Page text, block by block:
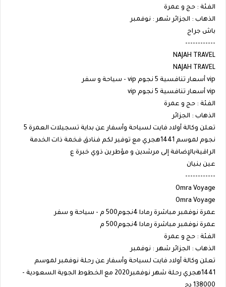
الفئة : حج و عمرة
الذهاب : الجزائر شهر : نوفمبر
باش جراح
------------
NAJAH TRAVEL
NAJAH TRAVEL
vip أسعار تنافسية 5 نجوم vip - سياحة و سفر
vip أسعار تنافسية 5 نجوم vip
الفئة : حج و عمرة
الذهاب : الجزائر
تعلن وكالة أولاد فايت لسياحة وأسفار عن بداية تسجيلات العمرة 5
نجوم لموسم 1441هجري مع توفير لكم فنادق فخمة ذات الخدمة
الراقيةبالإضافة إلى مرشدين و مؤطرين ذوي خبرة ع
عين بنيان
------------
Omra Voyage
Omra Voyage
عمرة نوفمبر مباشرة رمادا 4نجوم500 م - سياحة و سفر
عمرة نوفمبر مباشرة رمادا 4نجوم500 م
الفئة : حج و عمرة
الذهاب : الجزائر شهر : نوفمبر
تعلن وكالة أولاد فايت لسياحة وأسفار عن رحلة نوفمبر لموسم
1441هجري رحلة شهر نوفمبر2020 مع الخطوط الجوية السعودية -
138000 دج